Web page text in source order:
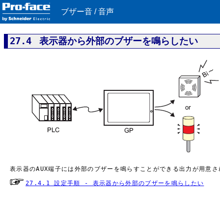
ブザー音 / 音声
27.4 表示器から外部のブザーを鳴らしたい
表示器のAUX端子には外部のブザーを鳴らすことができる出力が用意さ
27.4.1 設定手順 - 表示器から外部のブザーを鳴らしたい